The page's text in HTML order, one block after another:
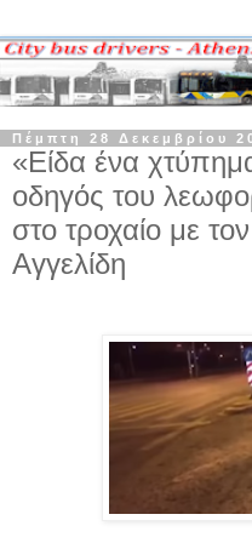
Πέμπτη 28 Δεκεμβρίου
«Είδα ένα
οδηγός του
στο τροχαίο με
Αγγελίδη